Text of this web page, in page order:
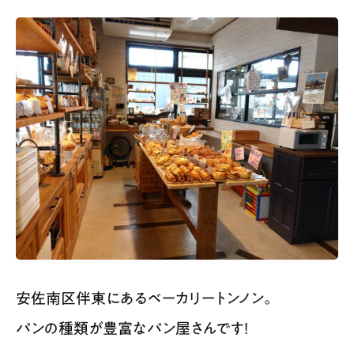
安佐南区伴東にあるベーカリートンノン。
パンの種類が豊富なパン屋さんです！